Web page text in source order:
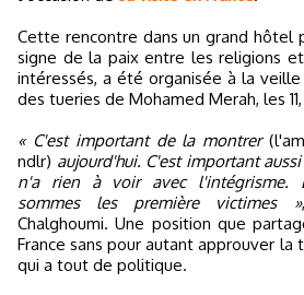
Cette rencontre dans un grand hôtel
signe de la paix entre les religions
intéressés, a été organisée à la
des tueries de Mohamed Merah, les 11,
« C'est important de la montrer
ndlr) aujourd'hui. C'est important
n'a rien à voir avec l'intégrisme.
sommes les première victimes »
Chalghoumi. Une position que
France sans pour autant approuver la
qui a tout de politique.